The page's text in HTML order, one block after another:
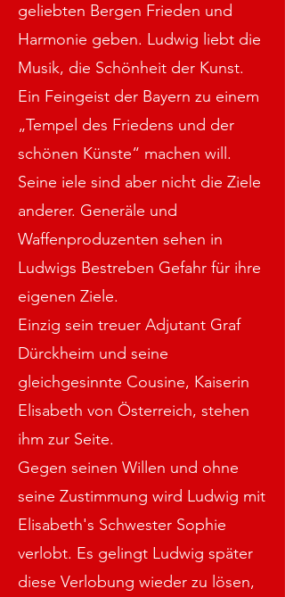
geliebten Bergen Frieden und
Harmonie geben. Ludwig liebt die
Musik, die Schönheit der Kunst.
Ein Feingeist der Bayern zu einem
„Tempel des Friedens und der
schönen Künste“ machen will.
Seine iele sind aber nicht die Ziele
anderer. Generäle und
Waffenproduzenten sehen in
Ludwigs Bestreben Gefahr für ihre
eigenen Ziele.
Einzig sein treuer Adjutant Graf
Dürckheim und seine
gleichgesinnte Cousine, Kaiserin
Elisabeth von Österreich, stehen
ihm zur Seite.
Gegen seinen Willen und ohne
seine Zustimmung wird Ludwig mit
Elisabeth's Schwester Sophie
verlobt. Es gelingt Ludwig später
diese Verlobung wieder zu lösen,